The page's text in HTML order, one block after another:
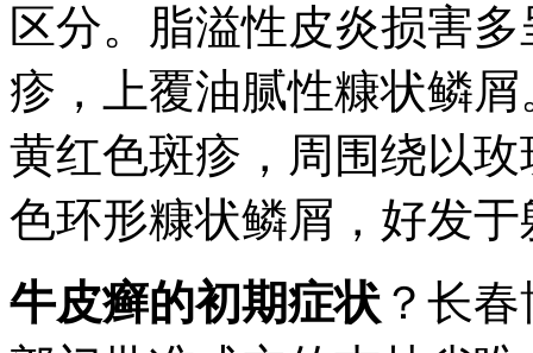
区分。脂溢性皮炎损害
疹，上覆油腻性糠状鳞
黄红色斑疹，周围绕以
色环形糠状鳞屑，好发
牛皮癣的初期症状 ？长